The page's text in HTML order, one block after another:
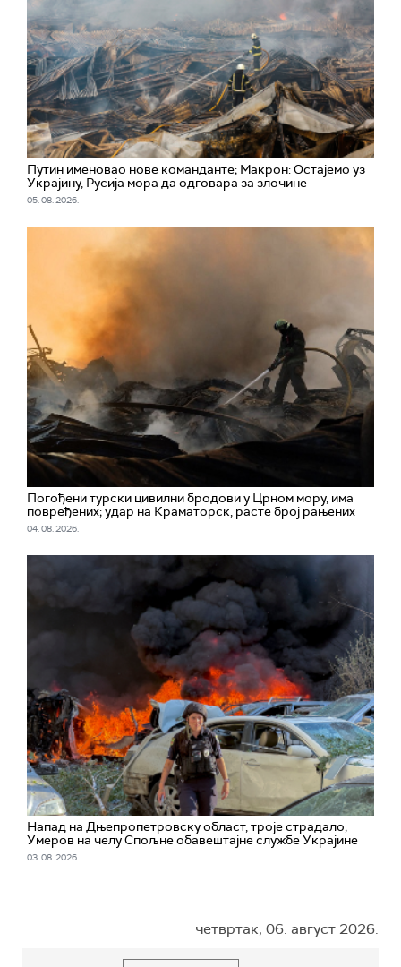
Путин именовао нове команданте; Макрон: Остајемо уз
Украјину, Русија мора да одговара за злочине
05. 08. 2026.
Погођени турски цивилни бродови у Црном мору, има
повређених; удар на Краматорск, расте број рањених
04. 08. 2026.
Напад на Дњепропетровску област, троје страдалo;
Умеров на челу Спољне обавештајне службе Украјине
03. 08. 2026.
четвртак, 06. август 2026.